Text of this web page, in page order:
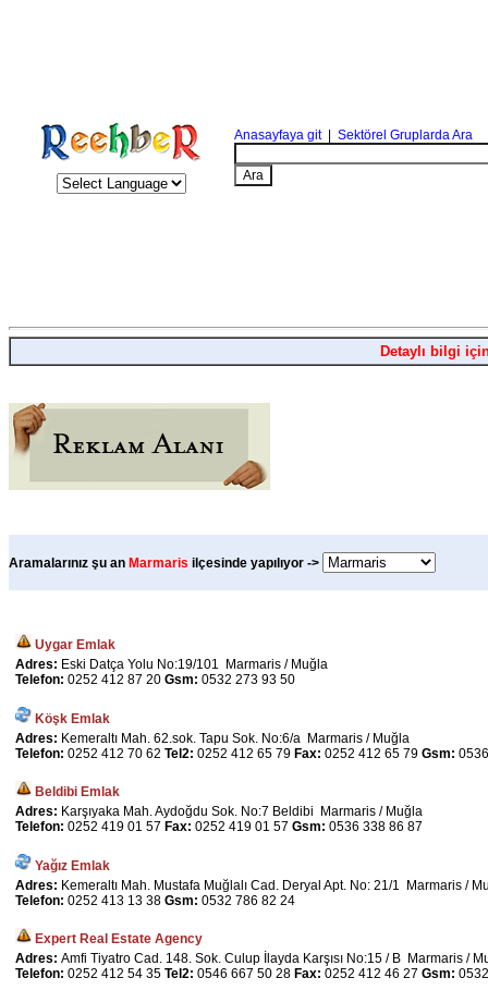
Anasayfaya git| Sektörel Gruplarda Ara
Detaylı bilgi
Aramalarınız şu an Marmaris ilçesinde yapılıyor ->
Uygar Emlak
Adres: Eski Datça Yolu No:19/101 Marmaris / Muğla
Telefon: 0252 412 87 20 Gsm: 0532 273 93 50
Köşk Emlak
Adres: Kemeraltı Mah. 62.sok. Tapu Sok. No:6/a Marmaris / Muğla
Telefon: 0252 412 70 62 Tel2: 0252 412 65 79 Fax: 0252 412 65 79 Gsm:
Beldibi Emlak
Adres: Karşıyaka Mah. Aydoğdu Sok. No:7 Beldibi Marmaris / Muğla
Telefon: 0252 419 01 57 Fax: 0252 419 01 57 Gsm: 0536 338 86 87
Yağız Emlak
Adres: Kemeraltı Mah. Mustafa Muğlalı Cad. Deryal Apt. No: 21/1 Marmaris /
Telefon: 0252 413 13 38 Gsm: 0532 786 82 24
Expert Real Estate Agency
Adres: Amfi Tiyatro Cad. 148. Sok. Culup İlayda Karşısı No:15 / B Marmaris /
Telefon: 0252 412 54 35 Tel2: 0546 667 50 28 Fax: 0252 412 46 27 Gsm: